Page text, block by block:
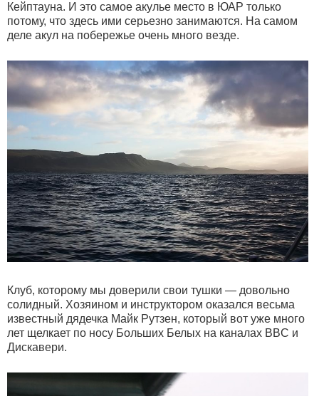
Кейптауна. И это самое акулье место в ЮАР только
потому, что здесь ими серьезно занимаются. На самом
деле акул на побережье очень много везде.
Клуб, которому мы доверили свои тушки — довольно
солидный. Хозяином и инструктором оказался весьма
известный дядечка Майк Рутзен, который вот уже много
лет щелкает по носу Больших Белых на каналах BBC и
Дискавери.